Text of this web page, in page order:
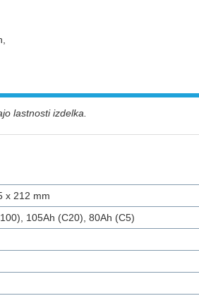
lastnosti izdelka.
x 212 mm
105Ah (C20), 80Ah (C5)